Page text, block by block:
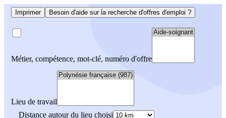
Imprimer Besoin d'aide sur la recherche d'offres d'emploi ?
Métier, compétence, mot-clé, numéro d'offre
Lieu de travail
Distance autour du lieu choisi